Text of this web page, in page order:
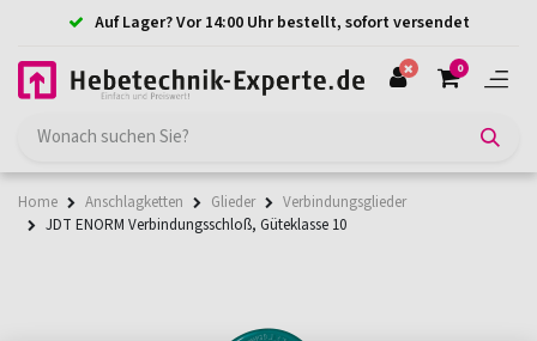
Auf Lager? Vor 14:00 Uhr bestellt, sofort versendet
0
Home Anschlagketten Glieder
Verbindungsglieder
JDT ENORM Verbindungsschloß, Güteklasse 10